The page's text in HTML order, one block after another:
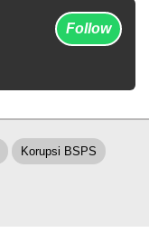
Follow
Korupsi BSPS